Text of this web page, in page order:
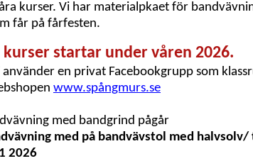
kurser. Vi har materialpkaet för
får på fårfesten.
startar under våren 2026.
en privat Facebookgrupp som
www.spångmurs.se
med bandgrind pågår
med på bandvävstol med halvsolv/
2026